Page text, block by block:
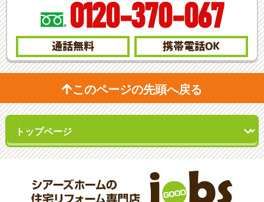
0120-370-067
通話無料 携帯電話OK
このページの先頭へ戻る